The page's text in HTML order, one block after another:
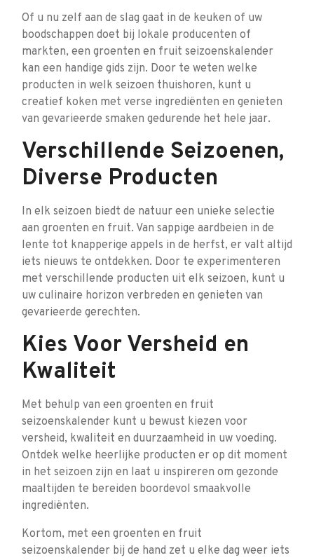
Of u nu zelf aan de slag gaat in de keuken of uw
boodschappen doet bij lokale producenten of
markten, een groenten en fruit seizoenskalender
kan een handige gids zijn. Door te weten welke
producten in welk seizoen thuishoren, kunt u
creatief koken met verse ingrediënten en genieten
van gevarieerde smaken gedurende het hele jaar.
Verschillende Seizoenen,
Diverse Producten
In elk seizoen biedt de natuur een unieke selectie
aan groenten en fruit. Van sappige aardbeien in de
lente tot knapperige appels in de herfst, er valt altijd
iets nieuws te ontdekken. Door te experimenteren
met verschillende producten uit elk seizoen, kunt u
uw culinaire horizon verbreden en genieten van
gevarieerde gerechten.
Kies Voor Versheid en
Kwaliteit
Met behulp van een groenten en fruit
seizoenskalender kunt u bewust kiezen voor
versheid, kwaliteit en duurzaamheid in uw voeding.
Ontdek welke heerlijke producten er op dit moment
in het seizoen zijn en laat u inspireren om gezonde
maaltijden te bereiden boordevol smaakvolle
ingrediënten.
Kortom, met een groenten en fruit
seizoenskalender bij de hand zet u elke dag weer iets